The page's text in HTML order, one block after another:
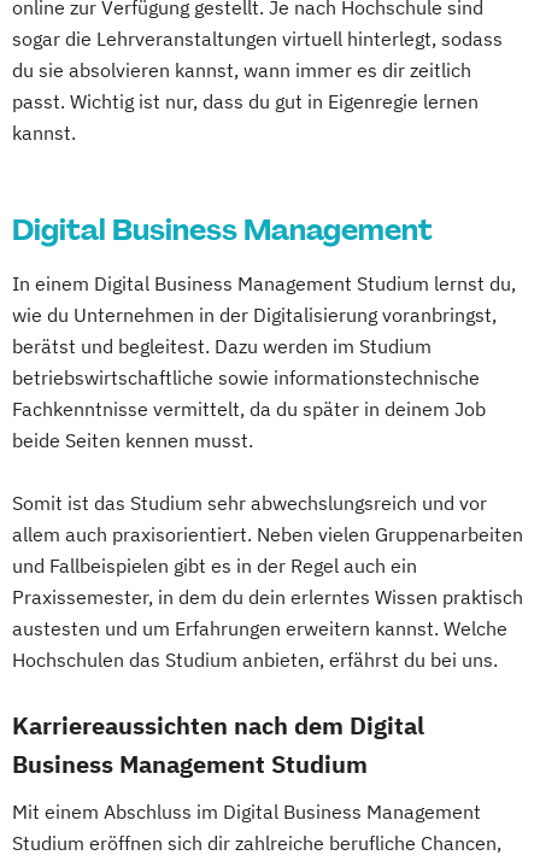
online zur Verfügung gestellt. Je nach Hochschule sind
sogar die Lehrveranstaltungen virtuell hinterlegt, sodass
du sie absolvieren kannst, wann immer es dir zeitlich
passt. Wichtig ist nur, dass du gut in Eigenregie lernen
kannst.
Digital Business Management
In einem Digital Business Management Studium lernst du,
wie du Unternehmen in der Digitalisierung voranbringst,
berätst und begleitest. Dazu werden im Studium
betriebswirtschaftliche sowie informationstechnische
Fachkenntnisse vermittelt, da du später in deinem Job
beide Seiten kennen musst.
Somit ist das Studium sehr abwechslungsreich und vor
allem auch praxisorientiert. Neben vielen Gruppenarbeiten
und Fallbeispielen gibt es in der Regel auch ein
Praxissemester, in dem du dein erlerntes Wissen praktisch
austesten und um Erfahrungen erweitern kannst. Welche
Hochschulen das Studium anbieten, erfährst du bei uns.
Karriereaussichten nach dem Digital
Business Management Studium
Mit einem Abschluss im Digital Business Management
Studium eröffnen sich dir zahlreiche berufliche Chancen,